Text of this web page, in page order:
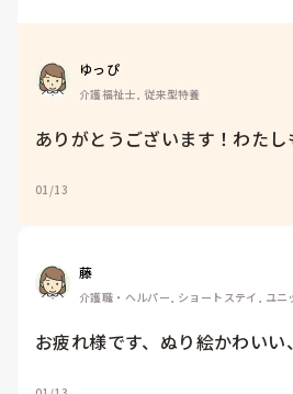
ゆっぴ
介護福祉士, 従来型特養
ありがとうございます！わた
01/13
藤
介護職・ヘルパー, ショートステイ, ユニ
お疲れ様です、ぬり絵かわいい